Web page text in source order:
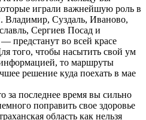
играли важнейшую роль в
Владимир, Суздаль, Иваново,
Сергиев Посад и
предстанут во всей красе
того, чтобы насытить свой ум
то маршруты
решение куда поехать в мае
за последнее время вы сильно
поправить свое здоровье
область как нельзя